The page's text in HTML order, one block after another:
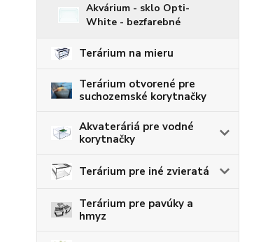
Akvárium - sklo Opti-
White - bezfarebné
Terárium na mieru
Terárium otvorené pre
suchozemské korytnačky
Akvateráriá pre vodné
korytnačky
Terárium pre iné zvieratá
Terárium pre pavúky a
hmyz